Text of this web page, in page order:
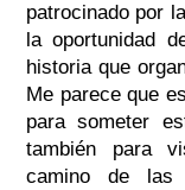
patrocinado por
la oportunidad
historia que
Me parece que
para someter
también para
camino de las